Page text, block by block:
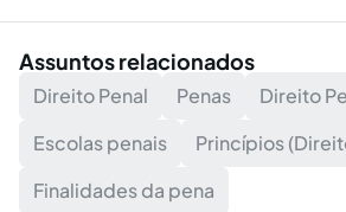
Assuntos relacionados
Direito Penal Penas
Direito
Escolas penais
Princípios
Finalidades da pena